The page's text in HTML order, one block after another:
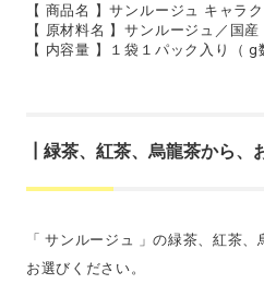
【 商品名 】サンルージュ キャラ
【 原材料名 】サンルージュ／国産
【 内容量 】１袋１パック入り（ g
┃緑茶、紅茶、烏龍茶から、
「 サンルージュ 」の緑茶、紅茶
お選びください。